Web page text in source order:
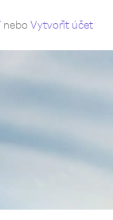
neboVytvořit účet